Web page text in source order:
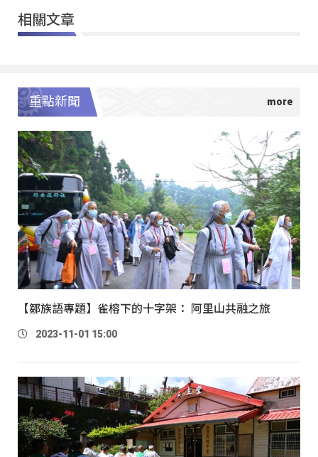
相關文章
重點新聞
【鄒族語專題】雀榕下的十字架： 阿里山共融之旅
2023-11-01 15:00